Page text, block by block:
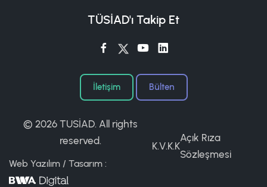
TÜSİAD'ı Takip Et
İletişim Bülten
© 2026 TUSİAD. All rights
reserved.
Web Yazılım / Tasarım :
K.V.K.K
Açık Rıza
Sözleşmesi